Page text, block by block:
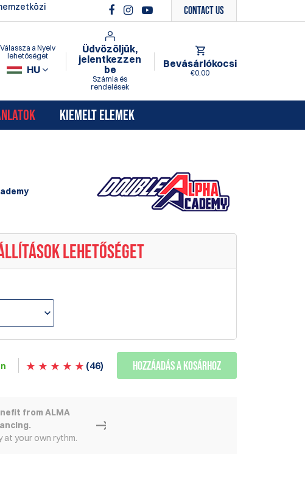
Contact Us
HU
Válassza a Nyelv
lehetőséget
Üdvözöljük,
jelentkezzen
be
Számla és
rendelések
Bevásárlókocsi
€0.00
KIEMELT ELEMEK
LEHETŐSÉGET
(46) Hozzáadás a kosárhoz
from ALMA
at your own rythm.